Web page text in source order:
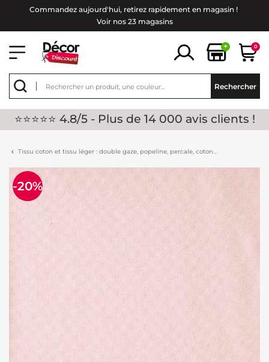
Commandez aujourd'hui, retirez rapidement en magasin !
Voir nos 23 magasins
+ 0
Rechercher
⭐⭐⭐⭐⭐ 4.8/5 - Plus de 14 000 avis clients !
Tissu coton et tissu léger : double gaze, popeline, percale, coton...
-20%